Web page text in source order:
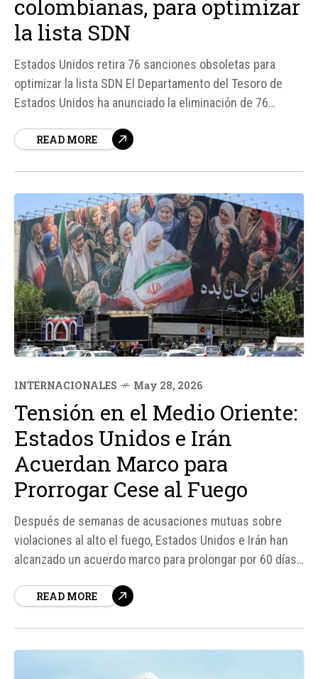
colombianas, para optimizar
la lista SDN
Estados Unidos retira 76 sanciones obsoletas para
optimizar la lista SDN El Departamento del Tesoro de
Estados Unidos ha anunciado la eliminación de 76
Designados y Personas Bloqueadas (SDN List), en un
individuos fallecidos,...
READ MORE
INTERNACIONALES May 28, 2026
Tensión en el Medio Oriente:
Estados Unidos e Irán
Acuerdan Marco para
Prorrogar Cese al Fuego
Después de semanas de acusaciones mutuas sobre
violaciones al alto el fuego, Estados Unidos e Irán han
alcanzado un acuerdo marco para prolongar por 60 días
citadas por AFP. Este acuerdo aún requiere la
READ MORE